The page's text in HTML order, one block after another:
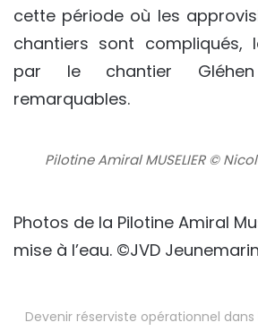
cette période où les
chantiers sont compliqués,
par le chantier
remarquables.
Pilotine Amiral MUSELIER ©
Photos de la Pilotine Amiral
mise à l’eau. ©JVD
Devenir réserviste opérationnel